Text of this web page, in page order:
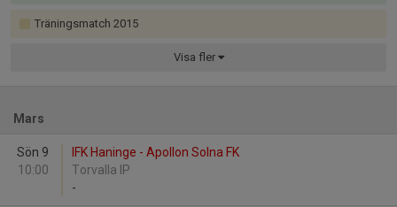
Träningsmatch 2015
Visa fler
Mars
Sön 9
10:00
IFK Haninge - Apollon Solna FK
Torvalla IP
-